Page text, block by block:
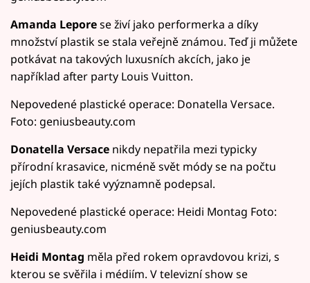
Amanda Leporese živí jako performerka a díky
množství plastik se stala veřejně známou. Teď ji můžete
potkávat na takových luxusních akcích, jako je
například after party Louis Vuitton.
Nepovedené plastické operace: Donatella Versace.
Foto: geniusbeauty.com
Donatella Versace nikdy nepatřila mezi typicky
přírodní krasavice, nicméně svět módy se na počtu
jejích plastik také vyýznamně podepsal.
Nepovedené plastické operace: Heidi Montag Foto:
geniusbeauty.com
Heidi Montag měla před rokem opravdovou krizi, s
kterou se svěřila i médiím. V televizní show se